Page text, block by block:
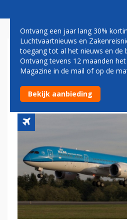
KLM: IN
PROCENT GROEI
ROUTES
Ontvang een jaar lang 30%
Luchtvaartnieuws en
toegang tot al het nieuws en de
Ontvang tevens 12 maanden
Magazine in de mail of op de
Bekijk aanbieding